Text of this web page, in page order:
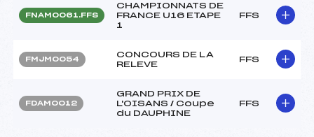
FNAM0061.FFS
CHAMPIONNATS DE
FRANCE U16 ETAPE
1
FFS
FMJM0054
CONCOURS DE LA
RELEVE
FFS
FDAM0012
GRAND PRIX DE
L'OISANS / Coupe
du DAUPHINE
FFS